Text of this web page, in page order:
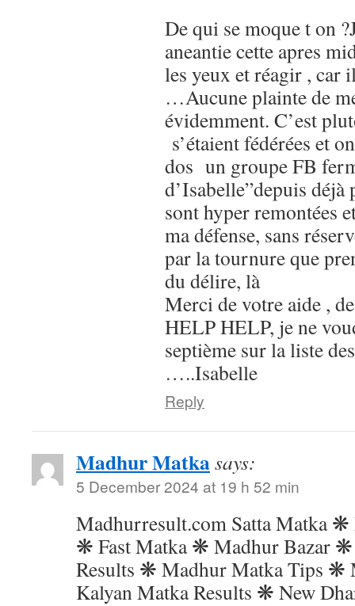
De qui se moque t on
aneantie cette apres
les yeux et réagir , car
…Aucune plainte de
évidemment. C’est
s’étaient fédérées et
dos un groupe FB
d’Isabelle”depuis
sont hyper remontées
ma défense, sans
par la tournure que
du délire, là
Merci de votre aide ,
HELP HELP, je ne
septième sur la liste
…..Isabelle
Reply
Madhur Matkasays:
5 December 2024 at 19 h 52 min
Madhurresult.com Satta Matka
❋ Fast Matka ❋ Madhur Bazar
Results ❋ Madhur Matka Tips ❋
Kalyan Matka Results ❋ New